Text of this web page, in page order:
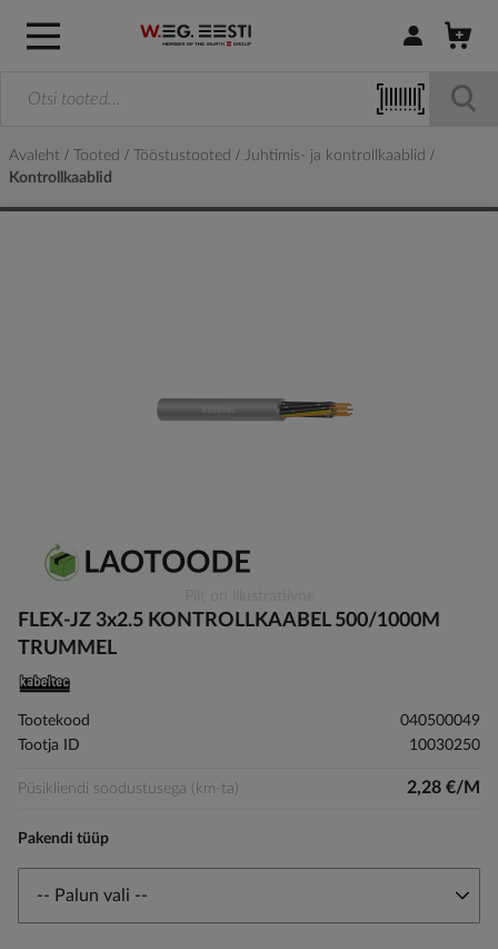
Logi sisse /
Avaleht Tooted Tööstustooted
Juhtimis- ja kontrollkaablid
Kontrollkaablid
to
the
of
images
gallery
FLEX-JZ 3x2.5 KONTROLLKAABEL 500/1000M
TRUMMEL
Tootekood
040500049
Tootja ID
10030250
Püsikliendi soodustusega (km-ta) 2,28 €/M
Pakendi tüüp